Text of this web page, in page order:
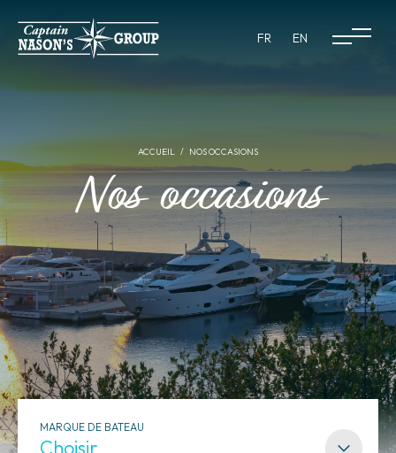
FR EN
ACCUEIL NOS OCCASIONS
Nos occasions
MARQUE DE BATEAU